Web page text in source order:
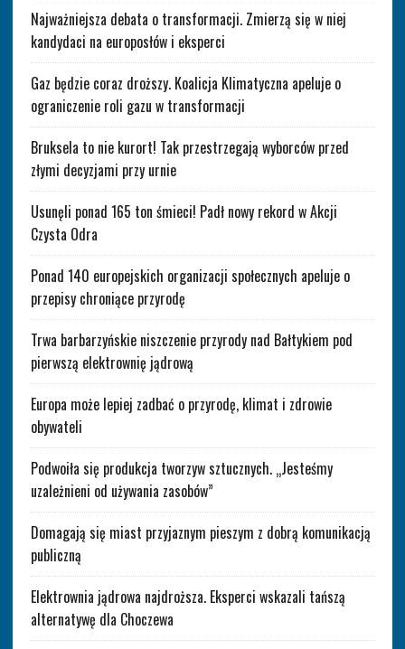
Najważniejsza debata o transformacji. Zmierzą się w niej
kandydaci na europosłów i eksperci
Gaz będzie coraz droższy. Koalicja Klimatyczna apeluje o
ograniczenie roli gazu w transformacji
Bruksela to nie kurort! Tak przestrzegają wyborców przed
złymi decyzjami przy urnie
Usunęli ponad 165 ton śmieci! Padł nowy rekord w Akcji
Czysta Odra
Ponad 140 europejskich organizacji społecznych apeluje o
przepisy chroniące przyrodę
Trwa barbarzyńskie niszczenie przyrody nad Bałtykiem pod
pierwszą elektrownię jądrową
Europa może lepiej zadbać o przyrodę, klimat i zdrowie
obywateli
Podwoiła się produkcja tworzyw sztucznych. „Jesteśmy
uzależnieni od używania zasobów”
Domagają się miast przyjaznym pieszym z dobrą komunikacją
publiczną
Elektrownia jądrowa najdroższa. Eksperci wskazali tańszą
alternatywę dla Choczewa